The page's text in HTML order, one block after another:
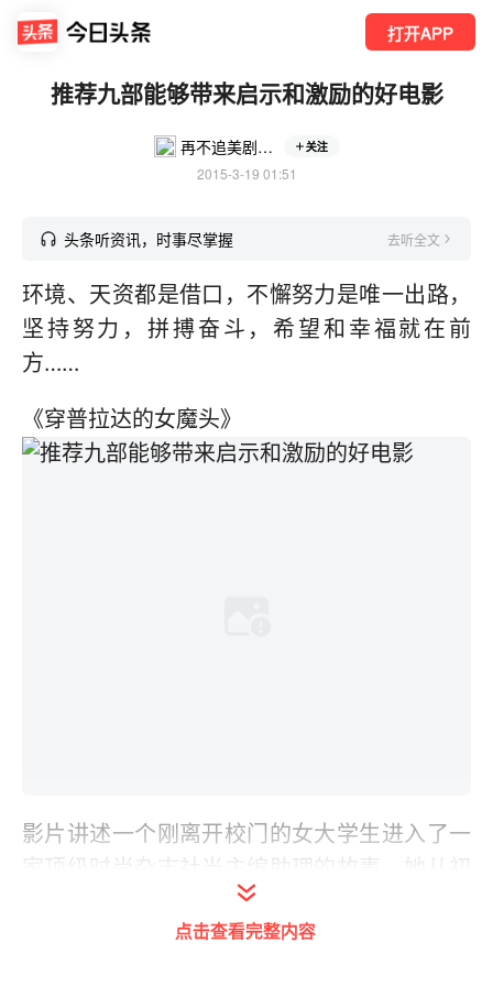
打开APP
推荐九部能够带来启示和激励的好电影
再不追美剧我们就老了 关注
2015-3-19 01:51
头条听资讯，时事尽掌握 去听全文
环境、天资都是借口，不懈努力是唯一出路，
坚持努力，拼搏奋斗，希望和幸福就在前
方……
《穿普拉达的女魔头》
影片讲述一个刚离开校门的女大学生进入了一
家顶级时尚杂志社当主编助理的故事，她从初
入职场的迷惑到从自身出发寻找问题的根源最
后成为了一个出色的职场与时尚的达人。
点击查看完整内容